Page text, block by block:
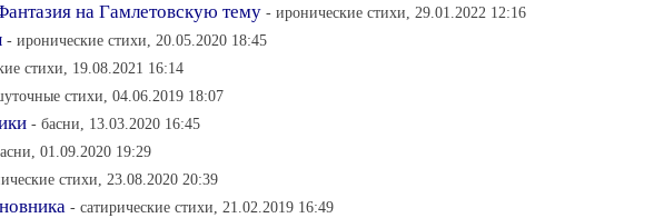
на Гамлетовскую тему - иронические стихи, 29.01.2022 12:16
- иронические стихи, 20.05.2020 18:45
стихи, 19.08.2021 16:14
стихи, 04.06.2019 18:07
- басни, 13.03.2020 16:45
01.09.2020 19:29
стихи, 23.08.2020 20:39
- сатирические стихи, 21.02.2019 16:49